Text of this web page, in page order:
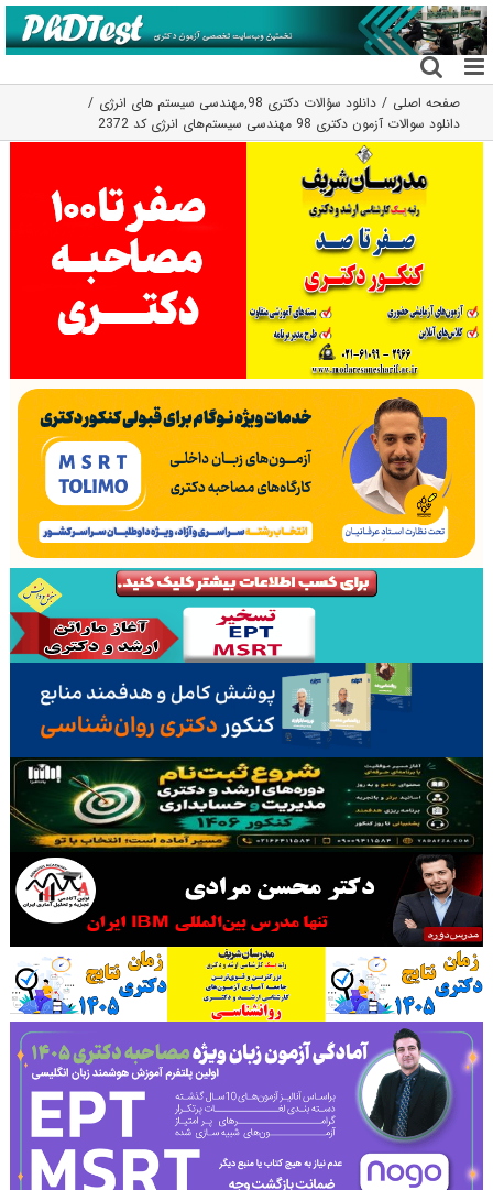
رفتن
به
محتوا
صفحه اصلی دانلود سؤالات دکتری 98 ,مهندسی سیستم های انرژی
دانلود سوالات آزمون دکتری 98 مهندسی سیستم‌های انرژی کد 2372